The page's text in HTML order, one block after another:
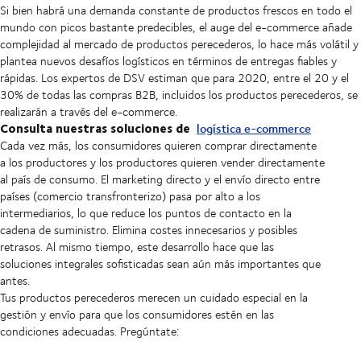
Si bien habrá una demanda constante de productos frescos en todo el
mundo con picos bastante predecibles, el auge del e-commerce añade
complejidad al mercado de productos perecederos, lo hace más volátil y
plantea nuevos desafíos logísticos en términos de entregas fiables y
rápidas. Los expertos de DSV estiman que para 2020, entre el 20 y el
30% de todas las compras B2B, incluidos los productos perecederos, se
realizarán a través del e-commerce.
Consulta nuestras soluciones de logística e-commerce
Cada vez más, los consumidores quieren comprar directamente
a los productores y los productores quieren vender directamente
al país de consumo. El marketing directo y el envío directo entre
países (comercio transfronterizo) pasa por alto a los
intermediarios, lo que reduce los puntos de contacto en la
cadena de suministro. Elimina costes innecesarios y posibles
retrasos. Al mismo tiempo, este desarrollo hace que las
soluciones integrales sofisticadas sean aún más importantes que
antes.
Tus productos perecederos merecen un cuidado especial en la
gestión y envío para que los consumidores estén en las
condiciones adecuadas. Pregúntate: